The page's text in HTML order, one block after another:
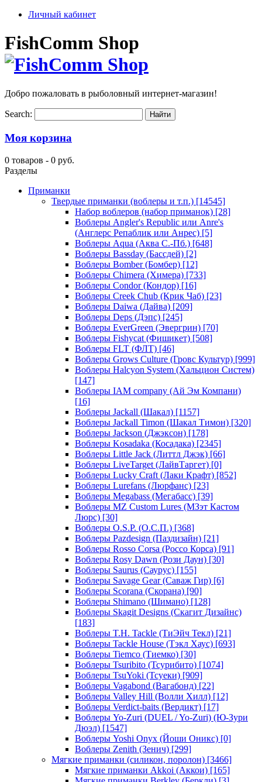
Личный кабинет
FishComm Shop
Добро пожаловать в рыболовный интернет-магазин!
Search:
Моя корзина
0 товаров - 0 руб.
Разделы
Приманки
Твердые приманки (воблеры и т.п.) [14545]
Набор воблеров (набор приманок) [28]
Воблеры Angler's Republic или Anre's
(Англерс Репаблик или Анрес) [5]
Воблеры Aqua (Аква С.-Пб.) [648]
Воблеры Bassday (Бассдей) [2]
Воблеры Bomber (Бомбер) [12]
Воблеры Chimera (Химера) [733]
Воблеры Condor (Кондор) [16]
Воблеры Creek Chub (Крик Чаб) [23]
Воблеры Daiwa (Дайва) [209]
Воблеры Deps (Дэпс) [245]
Воблеры EverGreen (Эвергрин) [70]
Воблеры Fishycat (Фишикет) [508]
Воблеры FLT (ФЛТ) [46]
Воблеры Grows Culture (Гровс Культур) [999]
Воблеры Halcyon System (Хальцион Систем)
[147]
Воблеры IAM company (Ай Эм Компани)
[16]
Воблеры Jackall (Шакал) [1157]
Воблеры Jackall Timon (Шакал Тимон) [320]
Воблеры Jackson (Джэксон) [178]
Воблеры Kosadaka (Косадака) [2345]
Воблеры Little Jack (Литтл Джэк) [66]
Воблеры LiveTarget (ЛайвТаргет) [0]
Воблеры Lucky Craft (Лаки Крафт) [852]
Воблеры Lurefans (Люрфанс) [23]
Воблеры Megabass (Мегабасс) [39]
Воблеры MZ Custom Lures (МЗэт Кастом
Люрс) [30]
Воблеры O.S.P. (О.С.П.) [368]
Воблеры Pazdesign (Паздизайн) [21]
Воблеры Rosso Corsa (Россо Корса) [91]
Воблеры Rosy Dawn (Рози Даун) [30]
Воблеры Saurus (Саурус) [155]
Воблеры Savage Gear (Саваж Гир) [6]
Воблеры Scorana (Скорана) [90]
Воблеры Shimano (Шимано) [128]
Воблеры Skagit Designs (Скагит Дизайнс)
[183]
Воблеры T.H. Tackle (ТиЭйч Текл) [21]
Воблеры Tackle House (Тэкл Хаус) [693]
Воблеры Tiemco (Тиемко) [30]
Воблеры Tsuribito (Тсурибито) [1074]
Воблеры TsuYoki (Тсуеки) [909]
Воблеры Vagabond (Вагабонд) [22]
Воблеры Valley Hill (Волли Хилл) [12]
Воблеры Verdict-baits (Вердикт) [17]
Воблеры Yo-Zuri (DUEL / Yo-Zuri) (Ю-Зури
Дюэл) [1547]
Воблеры Yoshi Onyx (Йоши Оникс) [0]
Воблеры Zenith (Зенич) [299]
Мягкие приманки (силикон, поролон) [3466]
Мягкие приманки Akkoi (Аккои) [165]